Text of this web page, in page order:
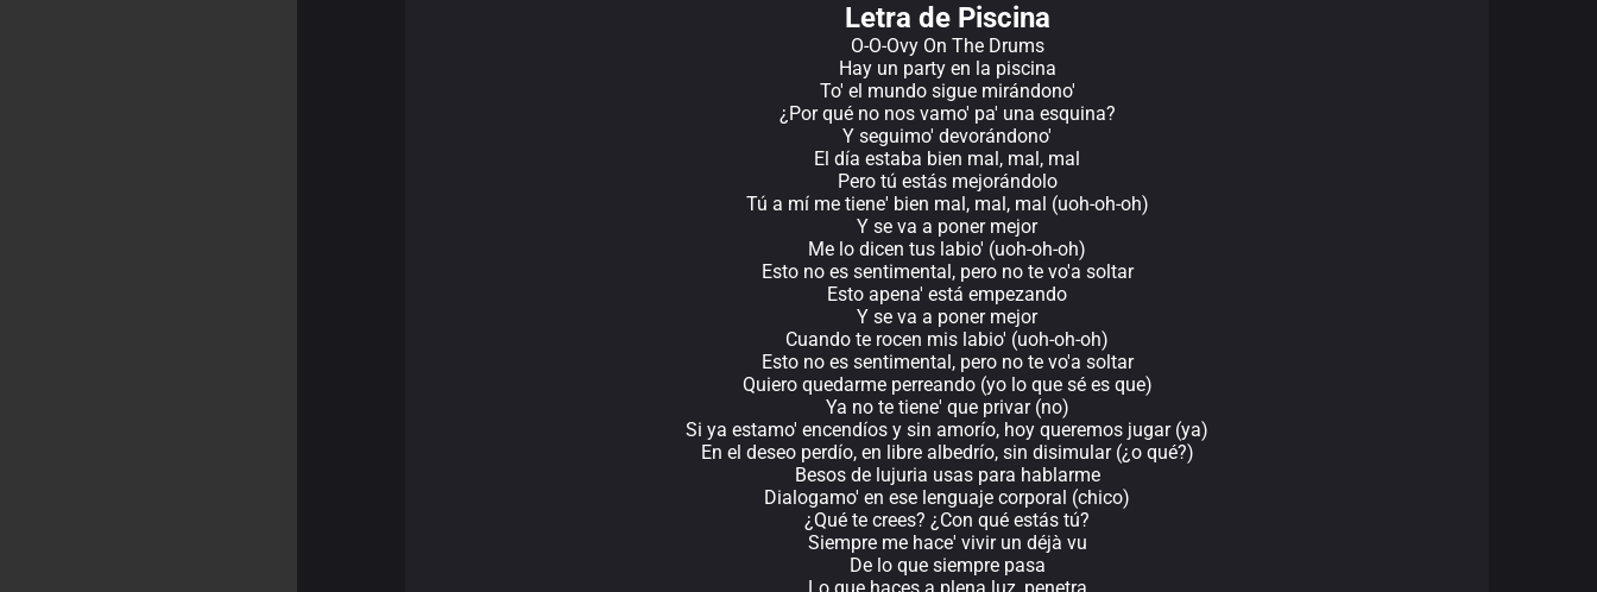
Letra de Piscina
O-O-Ovy On The Drums
Hay un party en la piscina
To' el mundo sigue mirándono'
¿Por qué no nos vamo' pa' una esquina?
Y seguimo' devorándono'
El día estaba bien mal, mal, mal
Pero tú estás mejorándolo
Tú a mí me tiene' bien mal, mal, mal (uoh-oh-oh)
Y se va a poner mejor
Me lo dicen tus labio' (uoh-oh-oh)
Esto no es sentimental, pero no te vo'a soltar
Esto apena' está empezando
Y se va a poner mejor
Cuando te rocen mis labio' (uoh-oh-oh)
Esto no es sentimental, pero no te vo'a soltar
Quiero quedarme perreando (yo lo que sé es que)
Ya no te tiene' que privar (no)
Si ya estamo' encendíos y sin amorío, hoy queremos jugar (ya)
En el deseo perdío, en libre albedrío, sin disimular (¿o qué?)
Besos de lujuria usas para hablarme
Dialogamo' en ese lenguaje corporal (chico)
¿Qué te crees? ¿Con qué estás tú?
Siempre me hace' vivir un déjà vu
De lo que siempre pasa